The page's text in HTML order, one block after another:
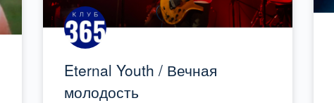
Eternal Youth / Вечная
молодость